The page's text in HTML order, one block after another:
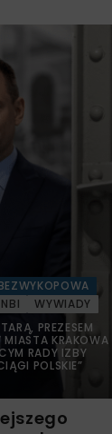
WYWIADY
PREZESEM
KRAKOWA
RADY IZBY
POLSKIE”